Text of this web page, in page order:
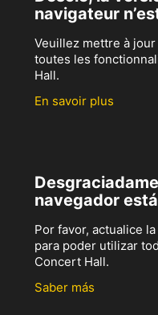
navigateur
Veuillez mettre à
toutes les
Hall.
En savoir plus
navegador
Por favor, actualice
para poder utilizar
Concert Hall.
Saber más